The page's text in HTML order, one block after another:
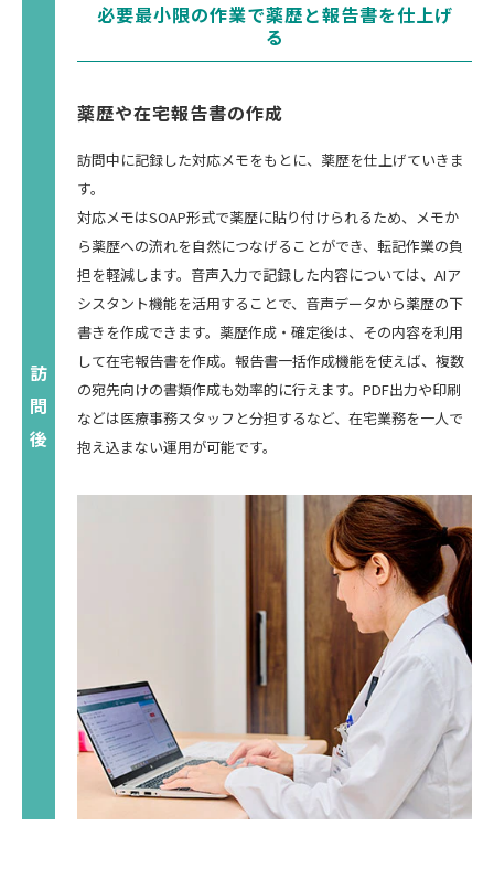
必要最小限の作業で薬歴と報告書を仕上げ
る
薬歴や在宅報告書の作成
訪問中に記録した対応メモをもとに、薬歴を仕上げていきま
す。
対応メモはSOAP形式で薬歴に貼り付けられるため、メモか
ら薬歴への流れを自然につなげることができ、転記作業の負
担を軽減します。音声入力で記録した内容については、AIア
シスタント機能を活用することで、音声データから薬歴の下
書きを作成できます。薬歴作成・確定後は、その内容を利用
して在宅報告書を作成。報告書一括作成機能を使えば、複数
の宛先向けの書類作成も効率的に行えます。PDF出力や印刷
などは医療事務スタッフと分担するなど、在宅業務を一人で
抱え込まない運用が可能です。